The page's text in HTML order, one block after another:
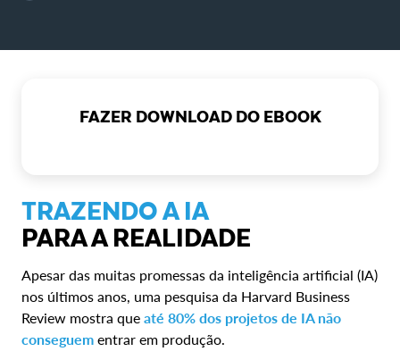
TRAZENDO A IA
PARA A REALIDADE
Apesar das muitas promessas da inteligência artificial (IA)
nos últimos anos, uma pesquisa da Harvard Business
Review mostra que até 80% dos projetos de IA não
conseguem entrar em produção.
FAZER DOWNLOAD DO EBOOK